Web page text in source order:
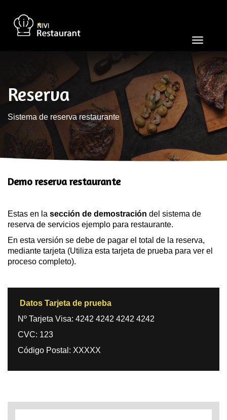
Toggle
Reserva
Sistema de reserva restaurante
Demo reserva restaurante
Estas en la sección de demostración del sistema de
reserva de servicios ejemplo para restaurante.
En esta versión se debe de pagar el total de la reserva,
mediante tarjeta (Utiliza esta tarjeta de prueba para ver el
proceso completo).
Datos Tarjeta de prueba
Nº Tarjeta Visa: 4242 4242 4242 4242
CVC: 123
Código Postal: XXXXX